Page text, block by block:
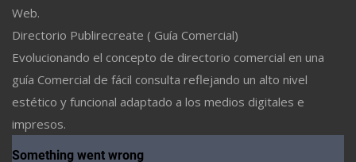
Web.
Directorio Publirecreate ( Guía Comercial)
Evolucionando el concepto de directorio comercial en una
guía Comercial de fácil consulta reflejando un alto nivel
estético y funcional adaptado a los medios digitales e
impresos.